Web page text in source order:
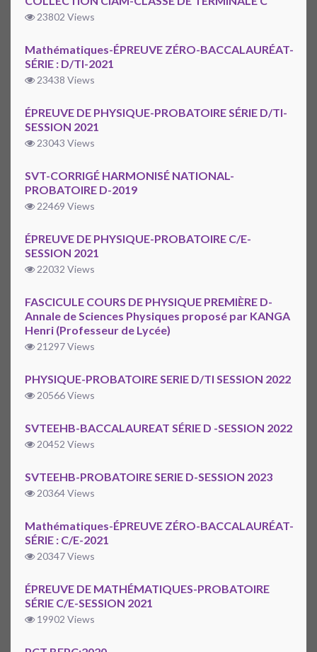
23802 Views
Mathématiques-ÉPREUVE ZÉRO-BACCALAURÉAT-
SÉRIE : D/TI-2021
23438 Views
ÉPREUVE DE PHYSIQUE-PROBATOIRE SÉRIE D/TI-
SESSION 2021
23043 Views
SVT-CORRIGÉ HARMONISÉ NATIONAL-
PROBATOIRE D-2019
22469 Views
ÉPREUVE DE PHYSIQUE-PROBATOIRE C/E-
SESSION 2021
22032 Views
FASCICULE COURS DE PHYSIQUE PREMIÈRE D-
Annale de Sciences Physiques proposé par KANGA
Henri (Professeur de Lycée)
21297 Views
PHYSIQUE-PROBATOIRE SERIE D/TI SESSION 2022
20566 Views
SVTEEHB-BACCALAUREAT SÉRIE D -SESSION 2022
20452 Views
SVTEEHB-PROBATOIRE SERIE D-SESSION 2023
20364 Views
Mathématiques-ÉPREUVE ZÉRO-BACCALAURÉAT-
SÉRIE : C/E-2021
20347 Views
ÉPREUVE DE MATHÉMATIQUES-PROBATOIRE
SÉRIE C/E-SESSION 2021
19902 Views